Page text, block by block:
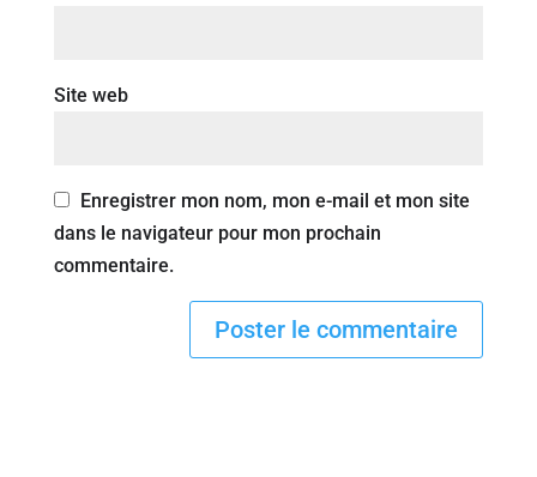
Site web
Enregistrer mon nom, mon e-mail et mon site
dans le navigateur pour mon prochain
commentaire.